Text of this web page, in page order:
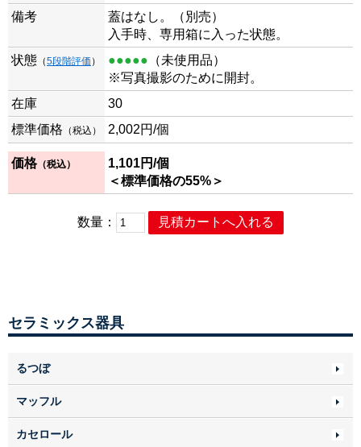
備考
蓋はなし。（別売）
入手時、専用箱に入った状態。
状態 （5段階評価 ） ●●●●● （未使用品）
※写真撮影のために開封。
在庫
30
標準価格 （税込） 2,002円/個
価格（税込） 1,101円/個
＜標準価格の55%＞
数量：
セラミックス器具
るつぼ
マッフル
カセロール